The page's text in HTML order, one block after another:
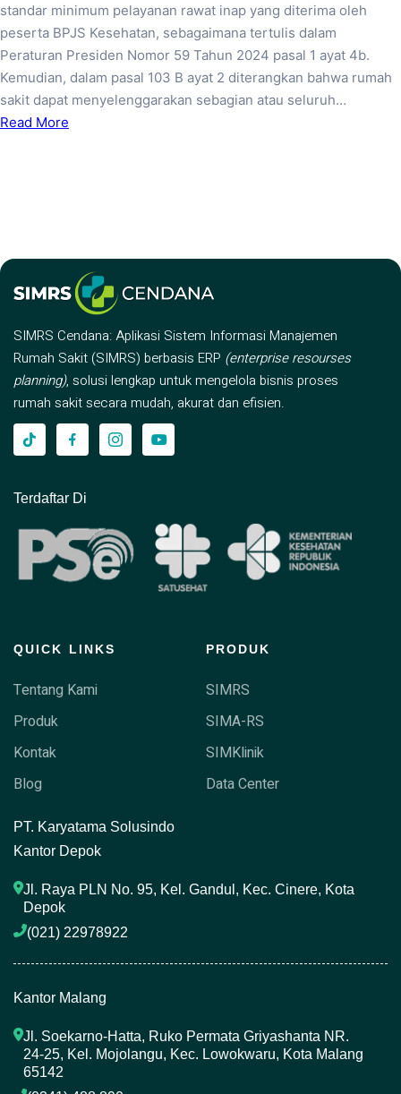
standar minimum pelayanan rawat inap yang diterima oleh
peserta BPJS Kesehatan, sebagaimana tertulis dalam
Peraturan Presiden Nomor 59 Tahun 2024 pasal 1 ayat 4b.
Kemudian, dalam pasal 103 B ayat 2 diterangkan bahwa rumah
sakit dapat menyelenggarakan sebagian atau seluruh…
Read More
SIMRS Cendana: Aplikasi Sistem Informasi Manajemen
Rumah Sakit (SIMRS) berbasis ERP (enterprise resourses
planning), solusi lengkap untuk mengelola bisnis proses
rumah sakit secara mudah, akurat dan efisien.
Terdaftar Di
QUICK LINKS
Tentang Kami
Produk
Kontak
Blog
PRODUK
SIMRS
SIMA-RS
SIMKlinik
Data Center
PT. Karyatama Solusindo
Kantor Depok
Jl. Raya PLN No. 95, Kel. Gandul, Kec. Cinere, Kota
Depok
(021) 22978922
Kantor Malang
Jl. Soekarno-Hatta, Ruko Permata Griyashanta NR.
24-25, Kel. Mojolangu, Kec. Lowokwaru, Kota Malang
65142